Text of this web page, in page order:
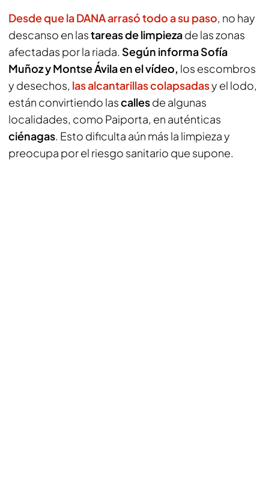
Desde que la DANA arrasó todo a su paso, no hay
descanso en lastareas de limpiezade las zonas
afectadas por la riada. Según informa Sofía
Muñoz y Montse Ávila en el vídeo, los escombros
y desechos, las alcantarillas colapsadasy el lodo,
están convirtiendo lascallesde algunas
localidades, como Paiporta, en auténticas
ciénagas. Esto dificulta aún más la limpieza y
preocupa por el riesgo sanitario que supone.